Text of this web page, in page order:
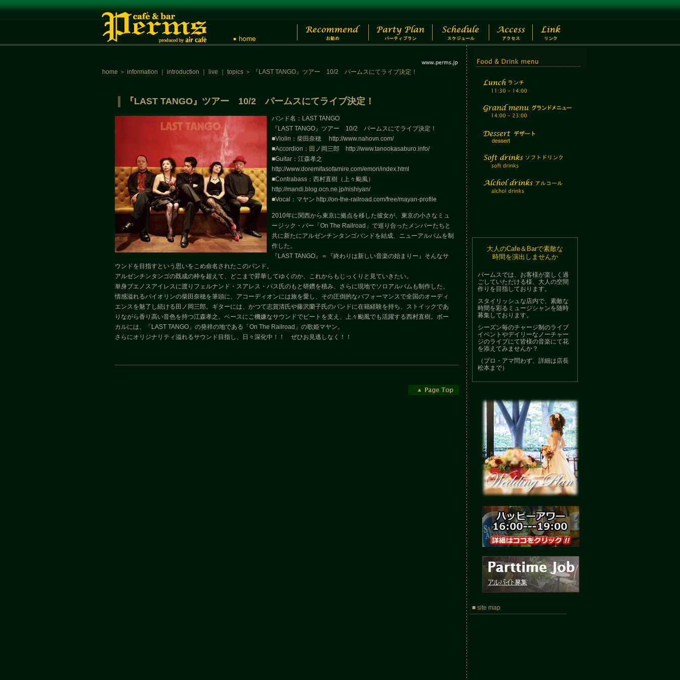
home ＞ information introduction live topics ＞ 『LAST TANGO』ツアー 10/2 パームスにてライブ決定！
『LAST TANGO』ツアー 10/2 パームスにてライブ決定！
バンド名：LAST TANGO
『LAST TANGO』ツアー 10/2 パームスにてライブ決定！
■Violin：柴田奈穂 http://www.nahovn.com/
■Accordion：田ノ岡三郎 http://www.tanookasaburo.info/
■Guitar：江森孝之
http://www.doremifasofamire.com/emori/index.html
■Contrabass：西村直樹（上々颱風）
http://mandi.blog.ocn.ne.jp/nishiyan/
■Vocal：マヤン http://on-the-railroad.com/free/mayan-profile
2010年に関西から東京に拠点を移した彼女が、東京の小さなミュ
ージック・バー「On The Railroad」で巡り合ったメンバーたちと
共に新たにアルゼンチンタンゴバンドを結成、ニューアルバムを制
作した。
『LAST TANGO』＝『終わりは新しい音楽の始まりー』そんなサ
ウンドを目指すという思いをこめ命名されたこのバンド。
アルゼンチンタンゴの既成の枠を超えて、どこまで昇華してゆくのか、これからもじっくりと見ていきたい。
単身ブエノスアイレスに渡りフェルナンド・スアレス・パス氏のもと研鑽を積み、さらに現地でソロアルバムも制作した、
情感溢れるバイオリンの柴田奈穂を筆頭に、アコーディオンには旅を愛し、その圧倒的なパフォーマンスで全国のオーディ
エンスを魅了し続ける田ノ岡三郎。ギターには、かつて志賀清氏や藤沢蘭子氏のバンドに在籍経験を持ち、ストイックであ
りながら香り高い音色を持つ江森孝之。ベースにご機嫌なサウンドでビートを支え、上々颱風でも活躍する西村直樹。ボー
カルには、「LAST TANGO」の発祥の地である「On The Railroad」の歌姫マヤン。
さらにオリジナリティ溢れるサウンド目指し、日々深化中！！ ぜひお見逃しなく！！
大人のCafe＆Barで素敵な
時間を演出しませんか
パームスでは、お客様が楽しく過
ごしていただける様、大人の空間
作りを目指しております。
スタイリッシュな店内で、素敵な
時間を彩るミュージシャンを随時
募集しております。
シーズン毎のチャージ制のライブ
イベントやデイリーなノーチャー
ジのライブにて皆様の音楽にて花
を添えてみませんか？
（プロ・アマ問わず、詳細は店長
松本まで）
■ site map